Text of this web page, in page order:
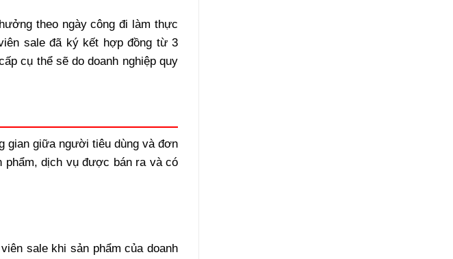
theo ngày công đi làm thực
sale đã ký kết hợp đồng từ 3
cụ thể sẽ do doanh nghiệp quy
gian giữa người tiêu dùng và đơn
dịch vụ được bán ra và có
sale khi sản phẩm của doanh